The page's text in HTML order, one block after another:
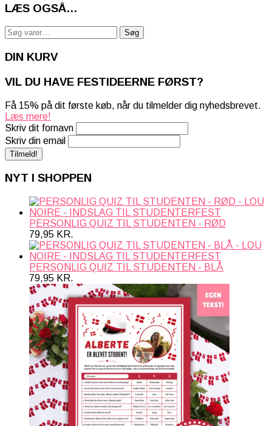
LÆS OGSÅ…
Søg
efter:
Søg
DIN KURV
VIL DU HAVE FESTIDEERNE FØRST?
Få 15% på dit første køb, når du tilmelder dig nyhedsbrevet.
Læs mere!
Skriv dit fornavn
Skriv din email
NYT I SHOPPEN
PERSONLIG QUIZ TIL STUDENTEN - RØD
79,95 KR.
PERSONLIG QUIZ TIL STUDENTEN - BLÅ
79,95 KR.